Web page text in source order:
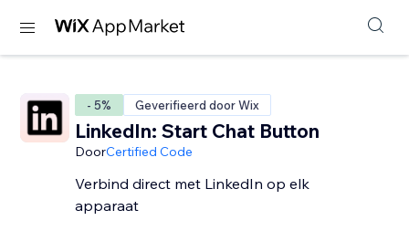
- 5% Geverifieerd door Wix
LinkedIn: Start Chat Button
DoorCertified Code
Verbind direct met LinkedIn op elk
apparaat